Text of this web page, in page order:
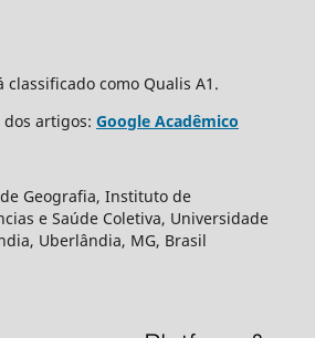
classificado como Qualis A1.
artigos: Google Acadêmico
Geografia, Instituto de
e Saúde Coletiva, Universidade
Uberlândia, MG, Brasil